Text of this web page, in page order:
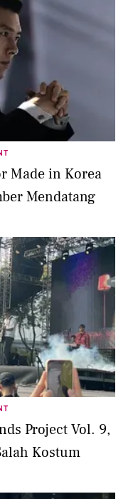
Made in Korea
Mendatang
Project Vol. 9,
Kostum